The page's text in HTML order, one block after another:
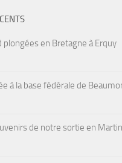
Compétitions
en Bretagne à Erquy
à la base fédérale de
de notre sortie en